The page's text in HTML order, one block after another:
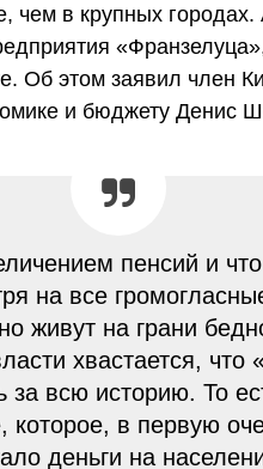
чем в крупных
Об этом заявил член
и бюджету Денис
пенсий и
на все
живут на грани
хвастается,
всю историю. То
которое, в первую
деньги на